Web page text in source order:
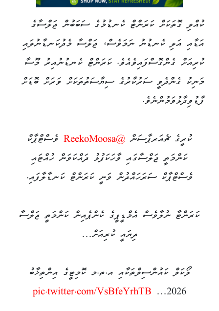
ކުއްލި ގޮތަކަށް ކަރަންޓް ކެނޑުމުގެ ސަބަބުން ޖަލްސާގެ
އަޑާއި އަލި ކެނޑުނު ނަމަވެސް، ޖަލްސާ މެދުކަނޑާނުލައި
ކުރިއަށް ގެންގޮސްފައިވެއެވެ. ކަރަންޓް ކެނޑުނުއިރު މޫސާ
މަނިކު ގެންދެވީ ސަރުކާރުގެ ސިޔާސަތުތަކަށް ވަރަށް ބޮޑަށް
ފާޑުވިދާޅުވަމުންނެވެ.
ކުރީގެ ޗެއަރޕާސަން @ReekoMoosa
ވެސްޓްޕާކް
ކަންމަތީ ޖަލްސާގައި ވާހަކަފުޅު ދައްކަވަން ހުއްޓައި
ވެސްޓްޕާކް ސަރަހައްދުން ވަނީ ކަރަންޓް ކަނޑާލާފައި.
ކަރަންޓާ ނުލާވެސް އެމްޑީޕީގެ ކެންޕެއިން ކަންމަތީ ޖަލްސާ
ދިޔައީ ކުރިއަށް…
ލޯކަލް ކައުންސިލްތަކާއި އ.ތ.މ ކޮމިޓީގެ އިންތިޚާބު
2026…
pic.twitter.com/VsBfeYrhTB